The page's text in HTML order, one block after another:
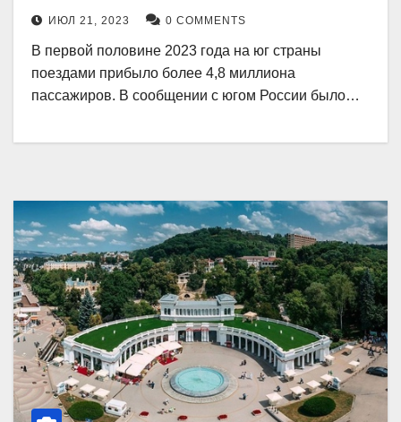
ИЮЛ 21, 2023 0 COMMENTS
В первой половине 2023 года на юг страны
поездами прибыло более 4,8 миллиона
пассажиров. В сообщении с югом России было…